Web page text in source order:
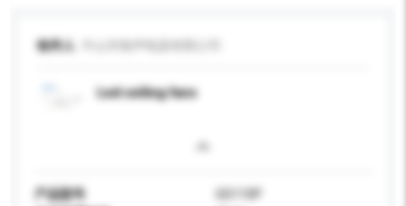
收件人
Led ceiling fans
产品型号
GS110P